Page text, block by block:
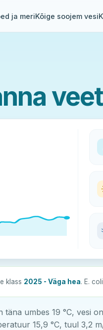
ja meriKõige soojem vesi
klass 2025 - Väga hea. E.
umbes 19 °C, vesi
15,9 °C, tuul 3,2